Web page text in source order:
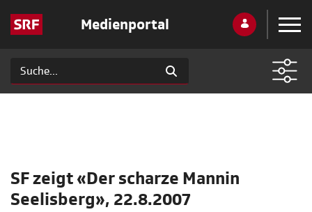
Medienportal
SF zeigt «Der scharze Mannin
Seelisberg», 22.8.2007